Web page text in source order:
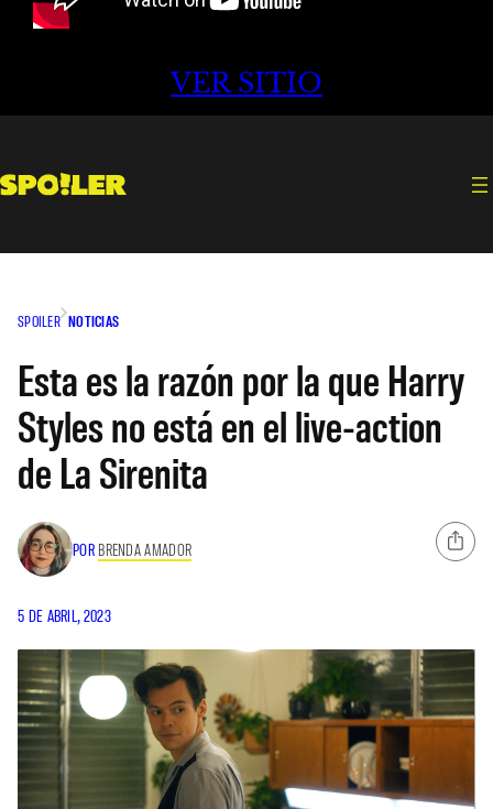
VER SITIO
SPOILER NOTICIAS
Esta es la razón por la que Harry
Styles no está en el live-action
de La Sirenita
POR BRENDA AMADOR
5 DE ABRIL, 2023